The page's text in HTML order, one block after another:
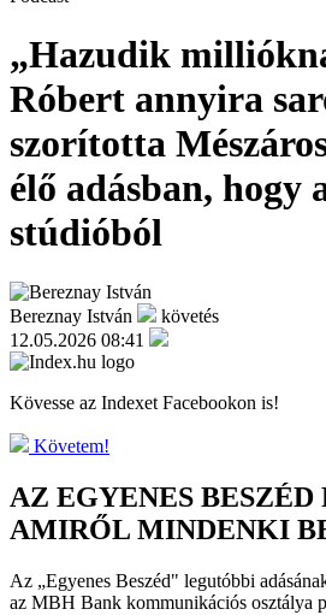
„Hazudik
Róbert annyira
szorította
élő adásban, hogy
stúdióból
Bereznay István
követés
12.05.2026 08:41
Kövesse az Indexet Facebookon is!
Követem!
AZ EGYENES
AMIRŐL MINDENKI
Az „Egyenes Beszéd" legutóbbi
az MBH Bank kommunikációs osztálya